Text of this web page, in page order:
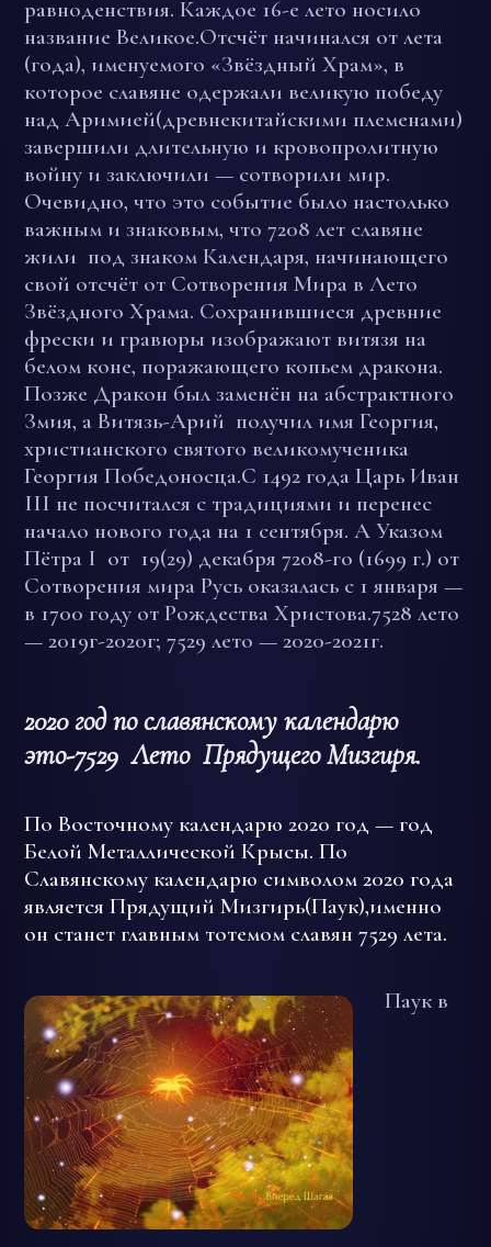
равноденствия. Каждое 16-е лето носило
название Великое.Отсчёт начинался от лета
(года), именуемого «Звёздный Храм», в
которое славяне одержали великую победу
над Аримией(древнекитайскими племенами)
завершили длительную и кровопролитную
войну и заключили — сотворили мир.
Очевидно, что это событие было настолько
важным и знаковым, что 7208 лет славяне
жили под знаком Календаря, начинающего
свой отсчёт от Сотворения Мира в Лето
Звёздного Храма. Сохранившиеся древние
фрески и гравюры изображают витязя на
белом коне, поражающего копьем дракона.
Позже Дракон был заменён на абстрактного
Змия, а Витязь-Арий получил имя Георгия,
христианского святого великомученика
Георгия Победоносца.С 1492 года Царь Иван
III не посчитался с традициями и перенес
начало нового года на 1 сентября. А Указом
Пётра I от 19(29) декабря 7208-го (1699 г.) от
Сотворения мира Русь оказалась с 1 января —
в 1700 году от Рождества Христова.7528 лето
— 2019г-2020г; 7529 лето — 2020-2021г.
2020 год по славянскому календарю
это-7529 Лето Прядущего Мизгиря.
По Восточному календарю 2020 год — год
Белой Металлической Крысы. По
Славянскому календарю символом 2020 года
является Прядущий Мизгирь(Паук),именно
он станет главным тотемом славян 7529 лета.
Паук в